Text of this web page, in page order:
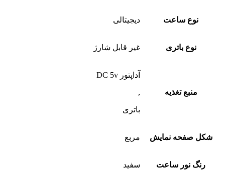
نوع ساعت دیجیتالی
نوع باتری غیر قابل شارژ
منبع تغذیه
آداپتور DC 5v
,
باتری
شکل صفحه نمایش مربع
رنگ نور ساعت سفید